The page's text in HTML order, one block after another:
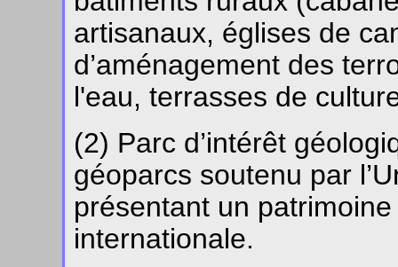
artisanaux, églises de
d’aménagement des
l'eau, terrasses de
(2) Parc d’intérêt
géoparcs soutenu par
présentant un
internationale.